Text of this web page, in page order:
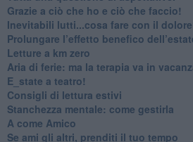
​Grazie a ciò che ho e ciò che faccio!
​Inevitabili lutti...cosa fare con il
Prolungare l’effetto benefico
​Letture a km zero
​Aria di ferie: ma la terapia va in
​E_state a teatro!
​Consigli di lettura estivi
​Stanchezza mentale: come gestirla
​A come Amico
​Se ami gli altri, prenditi il tuo tempo